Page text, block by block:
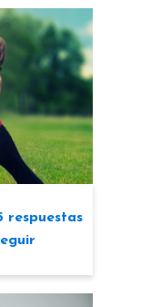
respuestas